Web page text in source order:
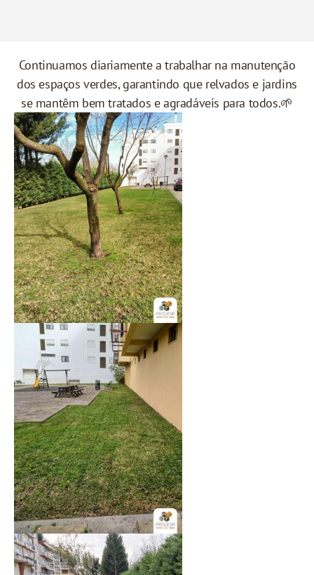
Continuamos diariamente a trabalhar na manutenção
dos espaços verdes, garantindo que relvados e jardins
se mantêm bem tratados e agradáveis para todos.🌱